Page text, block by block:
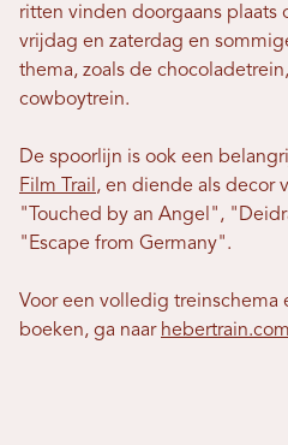
ritten vinden doorgaans plaats
vrijdag en zaterdag en
thema, zoals de
cowboytrein.
De spoorlijn is ook een
Film Trail , en diende als decor
"Touched by an Angel",
"Escape from Germany".
Voor een volledig treinschema
boeken, ga naar hebertrain.com